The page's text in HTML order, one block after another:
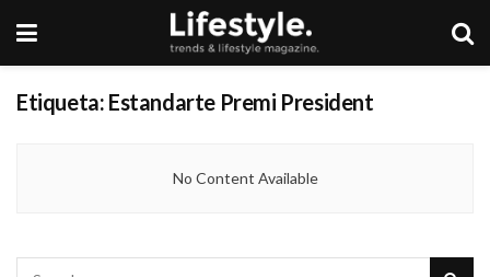
Etiqueta: Estandarte Premi President
No Content Available